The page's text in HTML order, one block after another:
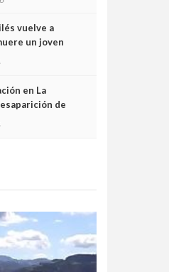
trenes que no
vuelve a
un joven
en La
de